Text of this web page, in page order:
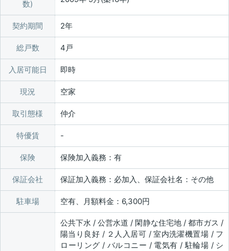
数)
契約期間 2年
総戸数 4戸
入居可能日 即時
現況 空家
取引態様 仲介
特優賃
保険 保険加入義務：有
保証会社 保証加入義務：必加入、保証会社名：その他
駐車場 空有、月額料金：6,300円
公共下水 / 公営水道 / 閑静な住宅地 / 都市ガス /
陽当り良好 / ２人入居可 / 室内洗濯機置場 / フ
ローリング / バルコニー / 電気有 / 駐輪場 / シ